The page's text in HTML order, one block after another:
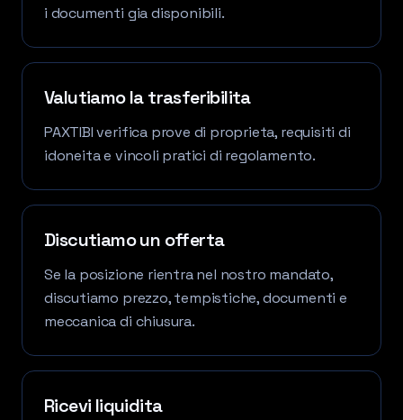
i documenti gia disponibili.
Valutiamo la trasferibilita
PAXTIBI verifica prove di proprieta, requisiti di
idoneita e vincoli pratici di regolamento.
Discutiamo un offerta
Se la posizione rientra nel nostro mandato,
discutiamo prezzo, tempistiche, documenti e
meccanica di chiusura.
Ricevi liquidita